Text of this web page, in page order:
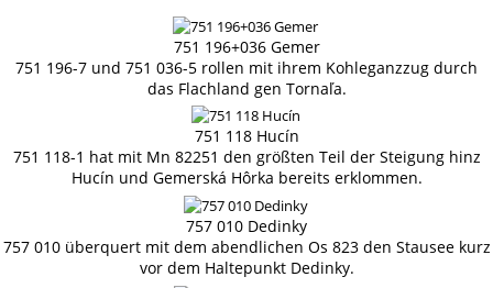
751 196+036 Gemer
751 196-7 und 751 036-5 rollen mit ihrem Kohleganzzug durch
das Flachland gen Tornaľa.
751 118 Hucín
751 118-1 hat mit Mn 82251 den größten Teil der Steigung hinz
Hucín und Gemerská Hôrka bereits erklommen.
757 010 Dedinky
757 010 überquert mit dem abendlichen Os 823 den Stausee kurz
vor dem Haltepunkt Dedinky.